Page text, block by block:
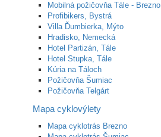
Mobilná požičovňa Tále - Brezno
Profibikers, Bystrá
Villa Ďumbierka, Mýto
Hradisko, Nemecká
Hotel Partizán, Tále
Hotel Stupka, Tále
Kúria na Táloch
Požičovňa Šumiac
Požičovňa Telgárt
Mapa cyklovýlety
Mapa cyklotrás Brezno